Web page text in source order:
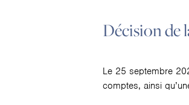
Décision de
Le 25 septembre
comptes, ainsi